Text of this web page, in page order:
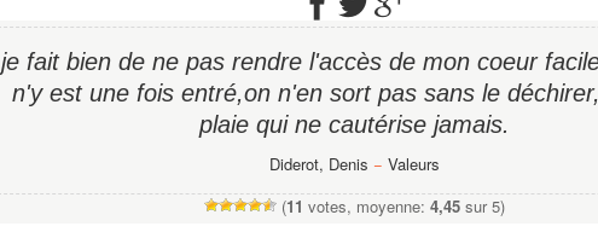
je fait bien de ne pas rendre l'accès de mon coeur
n'y est une fois entré,on n'en sort pas sans le
plaie qui ne cautérise jamais.
Diderot, Denis − Valeurs
(11 votes, moyenne: 4,45sur 5)